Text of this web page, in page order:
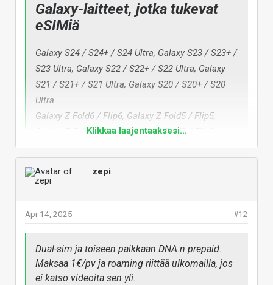
Galaxy-laitteet, jotka tukevat
eSIMiä​
Galaxy S24 / S24+ / S24 Ultra, Galaxy S23 / S23+ /
S23 Ultra, Galaxy S22 / S22+ / S22 Ultra, Galaxy
S21 / S21+ / S21 Ultra, Galaxy S20 / S20+ / S20
Ultra
Galaxy Z Fold6 / Flip6, Galaxy Z Fold5 / Flip5,
Galaxy Z Fold4 / Flip4, Galaxy Z Fold3 / Flip3,
Galaxy Z Fold2, Galaxy Z Flip 5G, Galaxy Z Flip,
Galaxy Note20 / Note20 Ultra
Amerikka, Korea, Japan), A55 (Koko alue), A35
(Vain Eurooppa, Pohjois-Amerikka, Korea), Xcover7
(Koko alue)
Galaxy Tab S10+ / S10 Ultra, Galaxy Tab S9 / S9+ /
S9 Ultra, Galaxy Tab S9 FE / S9 FE+, Galaxy Tab
www.samsung.com
Klikkaa laajentaaksesi...
zepi
#12
Apr 14, 2025
Dual-sim ja toiseen paikkaan DNA:n prepaid.
Maksaa 1€/pv ja roaming riittää ulkomailla, jos
ei katso videoita sen yli.